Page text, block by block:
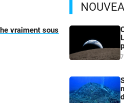
vraiment sous